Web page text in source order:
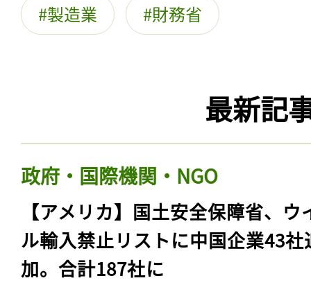
製造業 財務省
最新記
政府・国際機関・NGO
【アメリカ】国土安全保障省、ウ
ル輸入禁止リストに中国企業43社
加。合計187社に